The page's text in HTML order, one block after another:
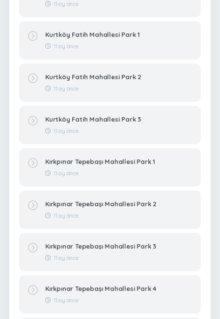
11 ay önce
Kurtköy Fatih Mahallesi Park 1
11 ay önce
Kurtköy Fatih Mahallesi Park 2
11 ay önce
Kurtköy Fatih Mahallesi Park 3
11 ay önce
Kırkpınar Tepebaşı Mahallesi Park 1
11 ay önce
Kırkpınar Tepebaşı Mahallesi Park 2
11 ay önce
Kırkpınar Tepebaşı Mahallesi Park 3
11 ay önce
Kırkpınar Tepebaşı Mahallesi Park 4
11 ay önce